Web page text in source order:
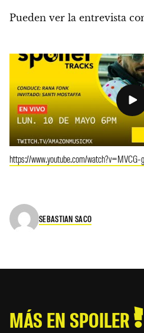
Pueden ver la entrevista
https://www.youtube.com/watch?v=MVCG-
SEBASTIAN SACO
MÁS EN SPOILER